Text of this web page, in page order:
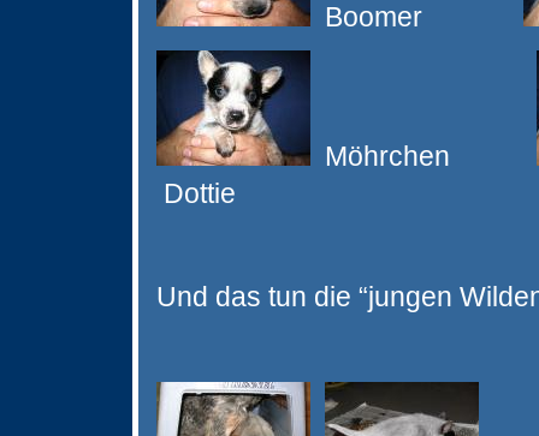
Boomer
Möhrchen
Dottie
Und das tun die “jungen